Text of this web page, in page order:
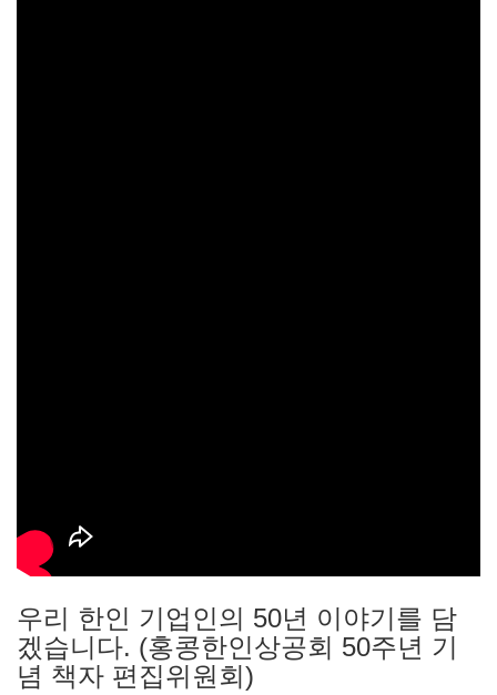
우리 한인 기업인의 50년 이야기를 담
겠습니다. (홍콩한인상공회 50주년 기
념 책자 편집위원회)